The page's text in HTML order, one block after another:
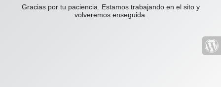
Gracias por tu paciencia. Estamos trabajando en el sito y
volveremos enseguida.